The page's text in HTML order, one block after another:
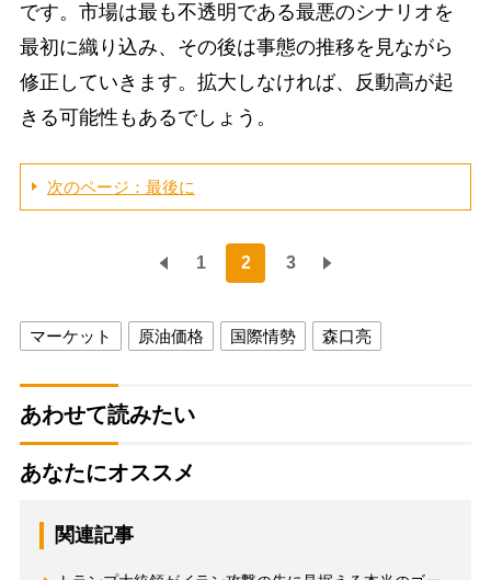
です。市場は最も不透明である最悪のシナリオを
最初に織り込み、その後は事態の推移を見ながら
修正していきます。拡大しなければ、反動高が起
きる可能性もあるでしょう。
次のページ：最後に
1 2 3
マーケット 原油価格 国際情勢 森口亮
あわせて読みたい
あなたにオススメ
関連記事